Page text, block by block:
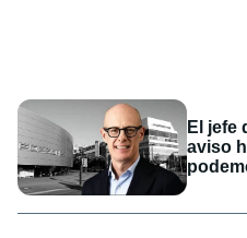
El jefe
aviso